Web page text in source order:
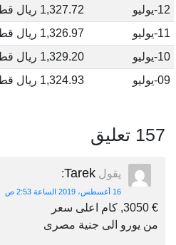
12-يوليو
1,327.72 ريال قطري
11-يوليو
1,326.97 ريال قطري
10-يوليو
1,329.20 ريال قطري
09-يوليو
1,324.93 ريال قطري
157 تعليق
يقول Tarek
:
16 أغسطس، 2019 الساعة 2:53 ص
€ 3050, كام اعلى سعر
من يورو الى جنية مصرى